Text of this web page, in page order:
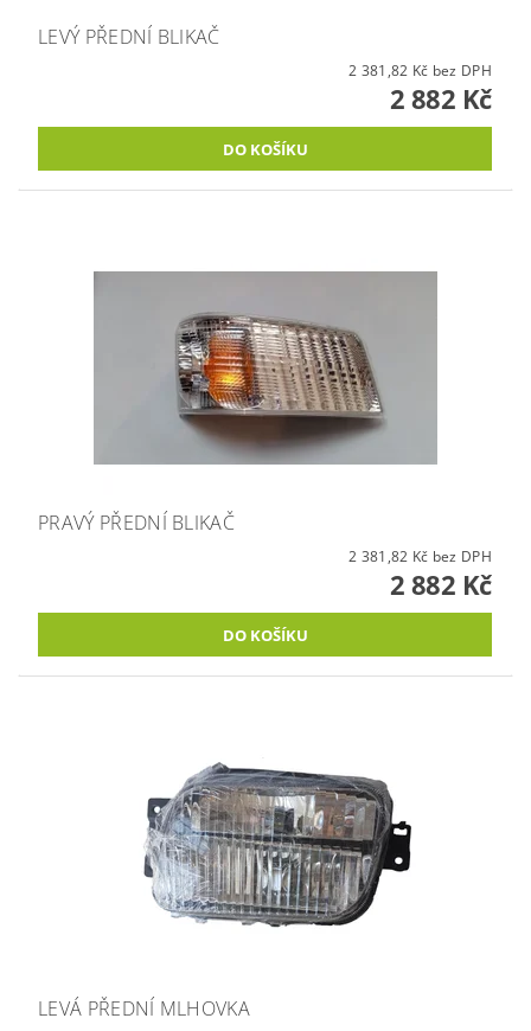
LEVÝ PŘEDNÍ BLIKAČ
2 381,82 Kč bez DPH
2 882 Kč
PRAVÝ PŘEDNÍ BLIKAČ
2 381,82 Kč bez DPH
2 882 Kč
LEVÁ PŘEDNÍ MLHOVKA